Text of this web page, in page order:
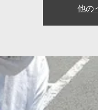
他の